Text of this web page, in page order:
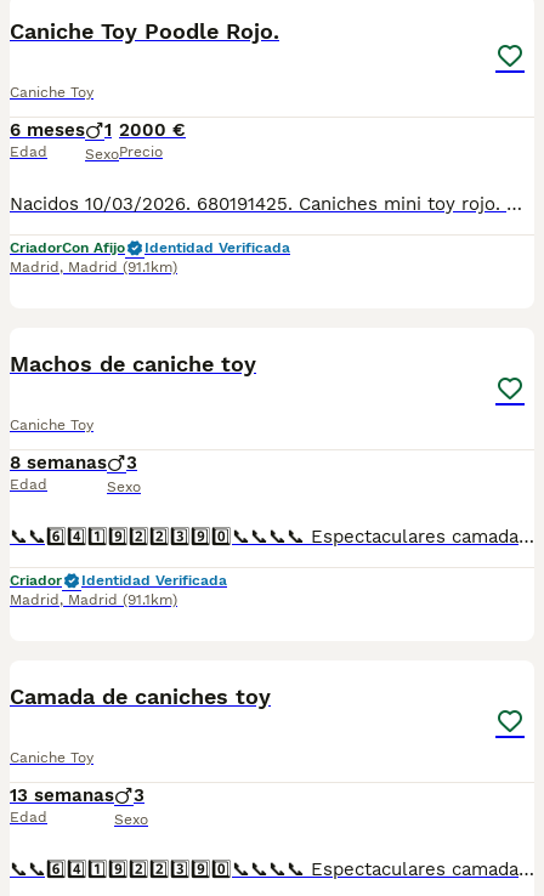
Caniche Toy Poodle Rojo.
Caniche Toy
6 meses
Edad
1
Sexo
2000 €
Precio
Nacidos 10/03/2026. 680191425. Caniches mini toy rojo. Hipoalergenico. Perfecto color rojo pimenton, sin prognatismo. Entregados vacunados, desparasitados, con pedigre, garantia de salud virica y congenita, sanos y felices. And we speak english 659158297. Criadero familiar y cria responsable con la mejor alimentacion, y cuidados veterinarios en extensos corrales de juego y ejercicio. Cachorros muy socializados con personas y otros perros. Criamos Caniche toy, Pomeranias, Bichon maltes, Maltipoo, Crestado chino, Mastin napolitano. Envios a: Andalucía: Almería, Cádiz, Córdoba, Granada, Huelva, Jaén, Málaga, Sevilla. Aragón: Huesca, Teruel, Zaragoza. Principado de Asturias: Asturias. Cantabria: Cantabria. Castilla y León: Ávila, Burgos, León, Palencia, Salamanca, Segovia, Soria, Valladolid, Zamora. Castilla-La Mancha: Albacete, Ciudad Real, Cuenca, Guadalajara, Toledo. Cataluña: Barcelona, Girona, Lleida, Tarragona. Comunidad Valenciana: Alicante, Castellón, Valencia. Extremadura: Badajoz, Cáceres. Galicia: A Coruña, Lugo, Ourense, Pontevedra. Comunidad de Madrid: Madrid. Región de Murcia: Murcia. Comunidad Foral de Navarra: Navarra. País Vasco: Álava, Bizkaia, Gipuzkoa. La Rioja: La Rioja.
CriadorCon Afijo
Identidad Verificada
Madrid , Madrid (91.1km)
Machos de caniche toy
Caniche Toy
8 semanas
Edad
3
Sexo
📞📞6️⃣4️⃣1️⃣9️⃣2️⃣2️⃣3️⃣9️⃣0️⃣📞📞📞📞 Espectaculares camadas de perritos de machos y hembras de caniche toy nacionales descendientes de las mejores líneas de sangre. Disponibles tanto hembras como machos. Las camadas están bajo supervisión veterinaria desde su nacimiento hasta que son entregadas a su nueva familia. Criados por un equipo de profesionales y mejores personas que, con más de 20 años de experiencia , cuidan a los animales por vocación, aplicando una cría ética y responsable para que cada cachorro se desarrolle con la mejor salud y con un buen temperamento. Todos los cachorritos se entregan con unos dos meses y medio de edad y sus vacunas correspondientes, desparasitados interna y externamente, con certificado de salud, y garantía tanto por enfermedad vírica como congénito genética. Posibilidad de entregar en toda España mediante transporte propio preparado para animales y con chofer privado. Los precios pueden variar según las características y morfología de cada cachorro. Añádenos al whats app o llámanos, y encantados atenderemos todas tus dudas y consultas. Teléfono / Whats app: 641 92 23 90
Criador
Identidad Verificada
Madrid , Madrid (91.1km)
Camada de caniches toy
Caniche Toy
13 semanas
Edad
3
Sexo
📞📞6️⃣4️⃣1️⃣9️⃣2️⃣2️⃣3️⃣9️⃣0️⃣📞📞📞📞 Espectaculares camadas de perritos de machos y hembras de caniches toy nacionales descendientes de las mejores líneas de sangre. Disponibles tanto hembras como machos. Las camadas están bajo supervisión veterinaria desde su nacimiento hasta que son entregadas a su nueva familia. Criados por un equipo de profesionales y mejores personas que, con más de 20 años de experiencia , cuidan a los animales por vocación, aplicando una cría ética y responsable para que cada cachorro se desarrolle con la mejor salud y con un buen temperamento. Todos los cachorritos se entregan con unos dos meses y medio de edad y sus vacunas correspondientes, desparasitados interna y externamente, con certificado de salud, y garantía tanto por enfermedad vírica como congénito genética. Posibilidad de entregar en toda España mediante transporte propio preparado para animales y con chofer privado. Los precios pueden variar según las características y morfología de cada cachorro. Añádenos al whats app o llámanos, y encantados atenderemos todas tus dudas y consultas. Teléfono / Whats app: 641 92 23 90